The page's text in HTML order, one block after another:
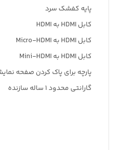
پایه کفشک سرد
کابل HDMI به HDMI
کابل HDMI به Micro-HDMI
کابل HDMI به Mini-HDMI
پارچه برای پاک کردن صفحه
گارانتی محدود 1 ساله سازنده